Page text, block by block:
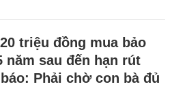
triệu đồng mua bảo
năm sau đến hạn rút
Phải chờ con bà đủ